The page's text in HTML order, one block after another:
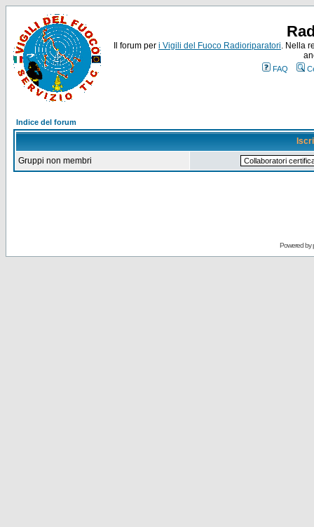
Il forum per i Vigili del Fuoco Radioriparatori. Nella
FAQ
Indice del forum
Gruppi non membri
Powered by